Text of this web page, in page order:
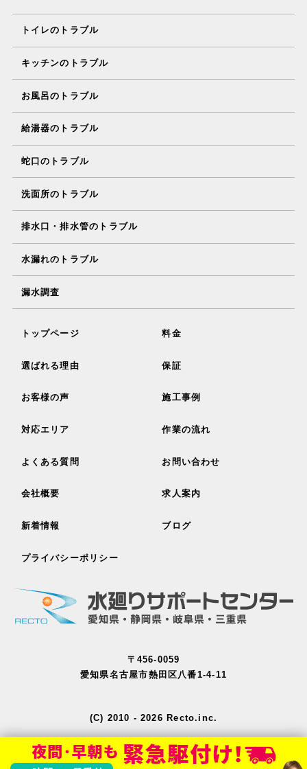
トイレのトラブル
キッチンのトラブル
お風呂のトラブル
給湯器のトラブル
蛇口のトラブル
洗面所のトラブル
排水口・排水管のトラブル
水漏れのトラブル
漏水調査
トップページ 料金
選ばれる理由 保証
お客様の声 施工事例
対応エリア 作業の流れ
よくある質問 お問い合わせ
会社概要 求人案内
新着情報 ブログ
プライバシーポリシー
〒456-0059
愛知県名古屋市熱田区八番1-4-11
(C) 2010 - 2026 Recto.inc.